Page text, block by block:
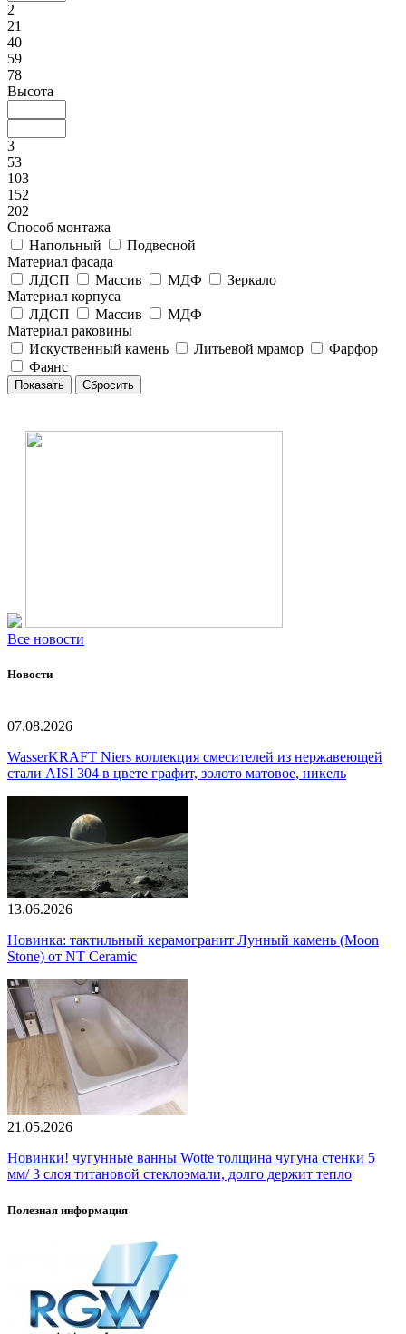
2
21
40
59
78
Высота
3
53
103
152
202
Способ монтажа
Напольный
Подвесной
Материал фасада
ЛДСП
Массив МДФ
Зеркало
Материал корпуса
ЛДСП
Массив
МДФ
Материал раковины
Искуственный камень
Литьевой мрамор
Фарфор
Фаянс
Все новости
Новости
07.08.2026
WasserKRAFT Niers коллекция смесителей из нержавеющей
стали AISI 304 в цвете графит, золото матовое, никель
13.06.2026
Новинка: тактильный керамогранит Лунный камень (Moon
Stone) от NT Ceramic
21.05.2026
Новинки! чугунные ванны Wotte толщина чугуна стенки 5
мм/ 3 слоя титановой стеклоэмали, долго держит тепло
Полезная информация